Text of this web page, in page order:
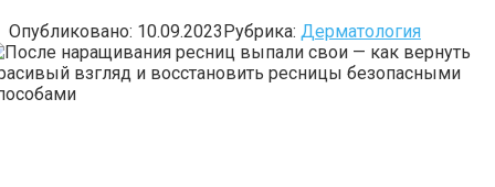
Опубликовано: 10.09.2023Рубрика: Дерматология